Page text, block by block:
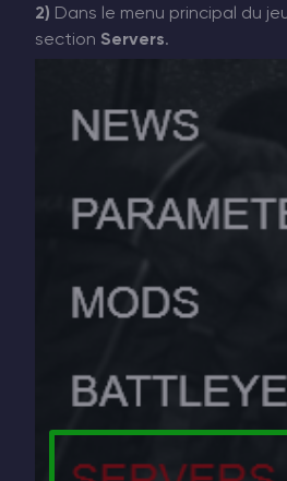
2) Dans le menu principal du
section Servers.